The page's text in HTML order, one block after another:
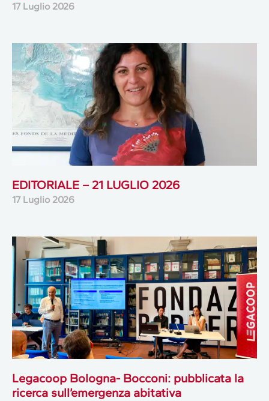
17 Luglio 2026
EDITORIALE – 21 LUGLIO 2026
17 Luglio 2026
Legacoop Bologna- Bocconi: pubblicata la
ricerca sull’emergenza abitativa